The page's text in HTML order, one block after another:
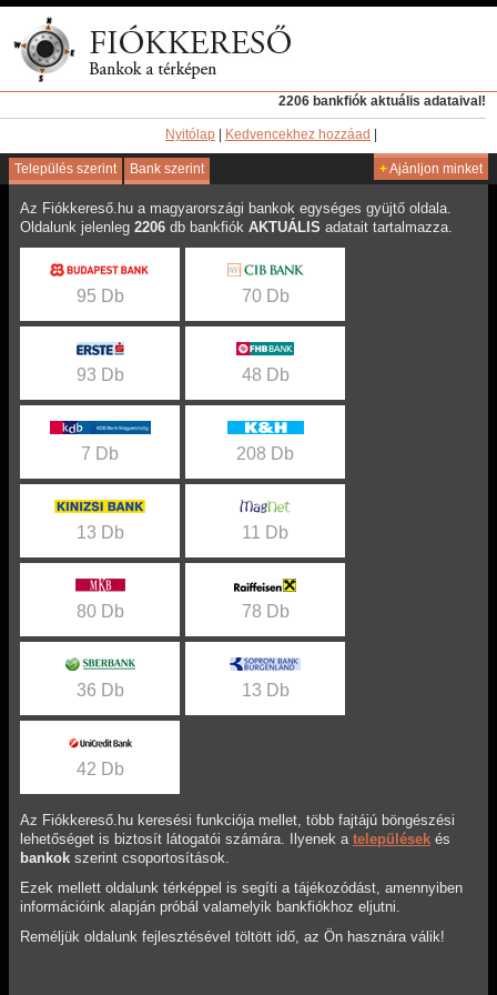
2206 bankfiók aktuális adataival!
Nyitólap Kedvencekhez hozzáad
Település szerint Bank szerint +Ajánljon minket
Az Fiókkereső.hu a magyarországi bankok egységes gyüjtő oldala.
Oldalunk jelenleg 2206 db bankfiók AKTUÁLIS adatait tartalmazza.
95 Db 70 Db
93 Db 48 Db
7 Db 208 Db
13 Db 11 Db
80 Db 78 Db
36 Db 13 Db
42 Db
Az Fiókkereső.hu keresési funkciója mellet, több fajtájú böngészési
lehetőséget is biztosít látogatói számára. Ilyenek a települések és
bankok szerint csoportosítások.
Ezek mellett oldalunk térképpel is segíti a tájékozódást, amennyiben
információink alapján próbál valamelyik bankfiókhoz eljutni.
Reméljük oldalunk fejlesztésével töltött idő, az Ön hasznára válik!